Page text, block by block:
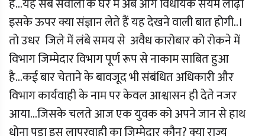
है...यह सब सवालों के घेरे में अब आगे विधायक संयम लोढ़ा
इसके ऊपर क्या संज्ञान लेते हैं यह देखने वाली बात होगी..।
तो उधर जिले में लंबे समय से अवैध कारोबार को रोकने में
विभाग जिम्मेदार विभाग पूर्ण रूप से नाकाम साबित हुआ
है...कई बार चेताने के बावजूद भी संबंधित अधिकारी और
विभाग कार्यवाही के नाम पर केवल आश्वासन ही देते नजर
आया...जिसके चलते आज एक युवक को अपने जान से हाथ